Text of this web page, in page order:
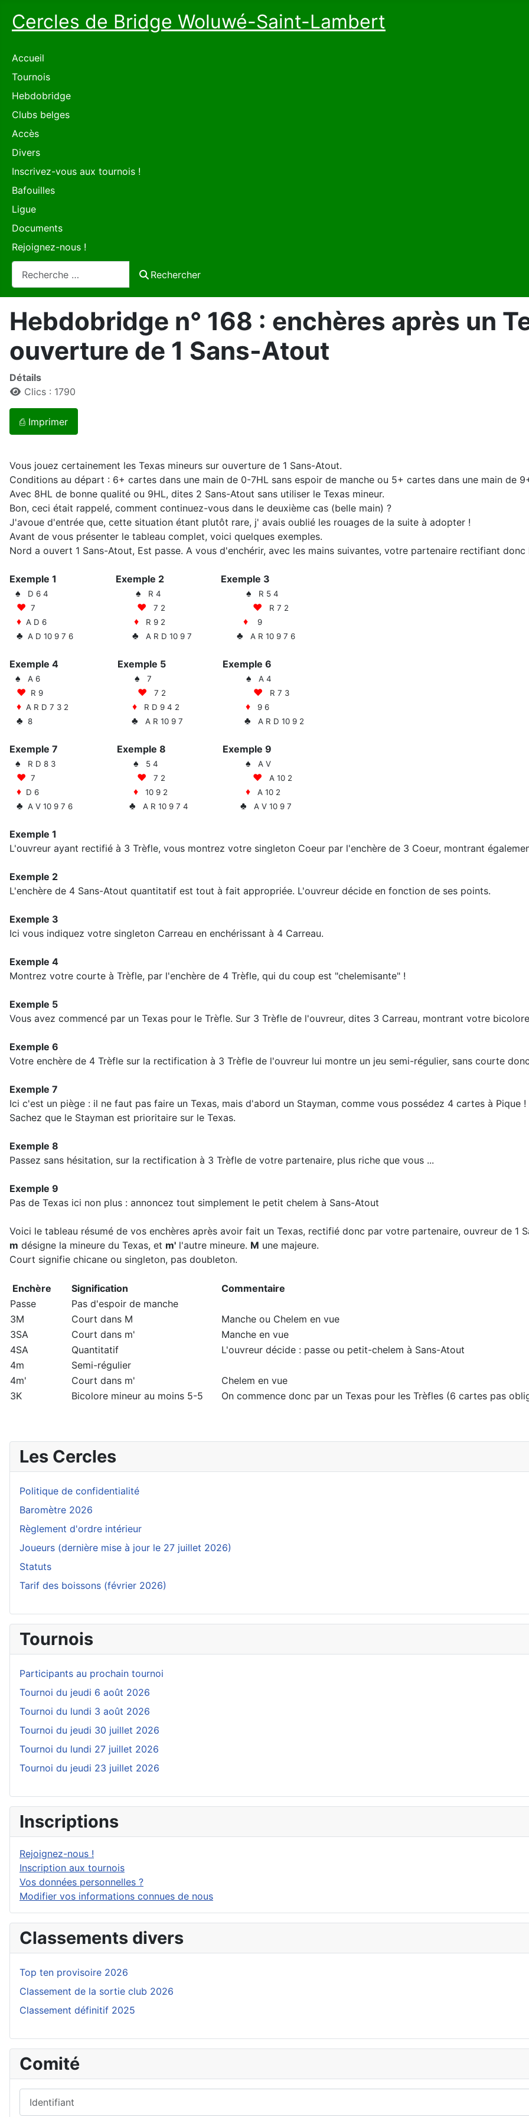
Cercles de Bridge Woluwé-Saint-Lambert
Accueil
Tournois
Hebdobridge
Clubs belges
Accès
Divers
Inscrivez-vous aux tournois !
Bafouilles
Ligue
Documents
Rejoignez-nous !
Rechercher
Hebdobridge n° 168 : enchères après un
ouverture de 1 Sans-Atout
Détails
Clics : 1790
⎙ Imprimer
Vous jouez certainement les Texas mineurs sur ouverture de 1 Sans-Atout.
Conditions au départ : 6+ cartes dans une main de 0-7HL sans espoir de manche ou 5+ cartes dans une main de
Avec 8HL de bonne qualité ou 9HL, dites 2 Sans-Atout sans utiliser le Texas mineur.
Bon, ceci était rappelé, comment continuez-vous dans le deuxième cas (belle main) ?
J'avoue d'entrée que, cette situation étant plutôt rare, j' avais oublié les rouages de la suite à adopter !
Avant de vous présenter le tableau complet, voici quelques exemples.
Nord a ouvert 1 Sans-Atout, Est passe. A vous d'enchérir, avec les mains suivantes, votre partenaire rectifiant donc
Exemple 1 Exemple 2 Exemple 3
♠ D 6 4 ♠ R 4 ♠ R 5 4
♥ 7 ♥ 7 2 ♥ R 7 2
♦ A D 6 ♦ R 9 2 ♦ 9
♣ A D 10 9 7 6 ♣ A R D 10 9 7 ♣ A R 10 9 7 6
Exemple 4 Exemple 5 Exemple 6
♠ A 6 ♠ 7 ♠ A 4
♥ R 9 ♥ 7 2 ♥ R 7 3
♦ A R D 7 3 2 ♦ R D 9 4 2 ♦ 9 6
♣ 8 ♣ A R 10 9 7 ♣ A R D 10 9 2
Exemple 7 Exemple 8 Exemple 9
♠ R D 8 3 ♠ 5 4 ♠ A V
♥ 7 ♥ 7 2 ♥ A 10 2
♦ D 6 ♦ 10 9 2 ♦ A 10 2
♣ A V 10 9 7 6 ♣ A R 10 9 7 4 ♣ A V 10 9 7
Exemple 1
L'ouvreur ayant rectifié à 3 Trèfle, vous montrez votre singleton Coeur par l'enchère de 3 Coeur, montrant
Exemple 2
L'enchère de 4 Sans-Atout quantitatif est tout à fait appropriée. L'ouvreur décide en fonction de ses points.
Exemple 3
Ici vous indiquez votre singleton Carreau en enchérissant à 4 Carreau.
Exemple 4
Montrez votre courte à Trèfle, par l'enchère de 4 Trèfle, qui du coup est "chelemisante" !
Exemple 5
Vous avez commencé par un Texas pour le Trèfle. Sur 3 Trèfle de l'ouvreur, dites 3 Carreau, montrant votre
Exemple 6
Votre enchère de 4 Trèfle sur la rectification à 3 Trèfle de l'ouvreur lui montre un jeu semi-régulier, sans courte
Exemple 7
Ici c'est un piège : il ne faut pas faire un Texas, mais d'abord un Stayman, comme vous possédez 4 cartes à Pique !
Sachez que le Stayman est prioritaire sur le Texas.
Exemple 8
Passez sans hésitation, sur la rectification à 3 Trèfle de votre partenaire, plus riche que vous ...
Exemple 9
Pas de Texas ici non plus : annoncez tout simplement le petit chelem à Sans-Atout
Voici le tableau résumé de vos enchères après avoir fait un Texas, rectifié donc par votre partenaire, ouvreur de 1
m désigne la mineure du Texas, et m' l'autre mineure. M une majeure.
Court signifie chicane ou singleton, pas doubleton.
Enchère Signification Commentaire
Passe
Pas d'espoir de manche
3M
Court dans M
Manche ou Chelem en vue
3SA
Court dans m'
Manche en vue
4SA
Quantitatif
L'ouvreur décide : passe ou petit-chelem à Sans-Atout
4m
Semi-régulier
4m'
Court dans m'
Chelem en vue
3K
Bicolore mineur au moins 5-5 On commence donc par un Texas pour les Trèfles (6 cartes pas
Les Cercles
Politique de confidentialité
Baromètre 2026
Règlement d'ordre intérieur
Joueurs (dernière mise à jour le 27 juillet 2026)
Statuts
Tarif des boissons (février 2026)
Tournois
Participants au prochain tournoi
Tournoi du jeudi 6 août 2026
Tournoi du lundi 3 août 2026
Tournoi du jeudi 30 juillet 2026
Tournoi du lundi 27 juillet 2026
Tournoi du jeudi 23 juillet 2026
Inscriptions
Rejoignez-nous !
Inscription aux tournois
Vos données personnelles ?
Modifier vos informations connues de nous
Classements divers
Top ten provisoire 2026
Classement de la sortie club 2026
Classement définitif 2025
Comité